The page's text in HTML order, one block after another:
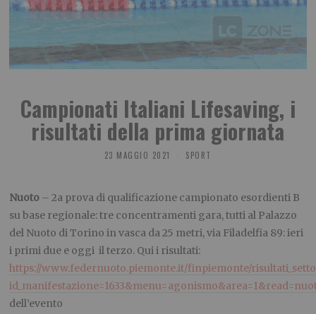
Campionati Italiani Lifesaving, i
risultati della prima giornata
23 MAGGIO 2021 SPORT
Nuoto – 2a prova di qualificazione campionato esordienti B
su base regionale: tre concentramenti gara, tutti al Palazzo
del Nuoto di Torino in vasca da 25 metri, via Filadelfia 89: ieri
i primi due e oggi il terzo. Qui i risultati:
https://www.federnuoto.piemonte.it/finpiemonte/
dell’evento